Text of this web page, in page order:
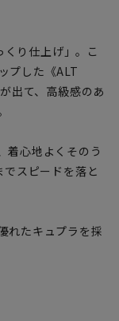
り仕上げ」。こ
プした《ALT
出て、高級感のあ
着心地よくそのう
スピードを落と
れたキュプラを採